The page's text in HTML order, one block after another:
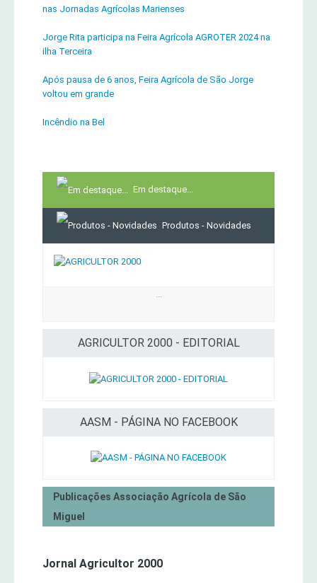
nas Jornadas Agrícolas Marienses
Jorge Rita participa na Feira Agrícola AGROTER 2024 na
ilha Terceira
Após pausa de 6 anos, Feira Agrícola de São Jorge
voltou em grande
Incêndio na Bel
Em destaque...
Produtos - Novidades
...
AGRICULTOR 2000 - EDITORIAL
AASM - PÁGINA NO FACEBOOK
Publicações Associação Agrícola de São
Miguel
Jornal Agricultor 2000